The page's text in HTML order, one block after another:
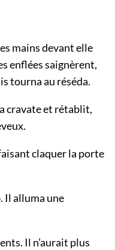
mains devant elle
enflées saignèrent,
tourna au réséda.
cravate et rétablit,
claquer la porte
Il alluma une
Il n’aurait plus